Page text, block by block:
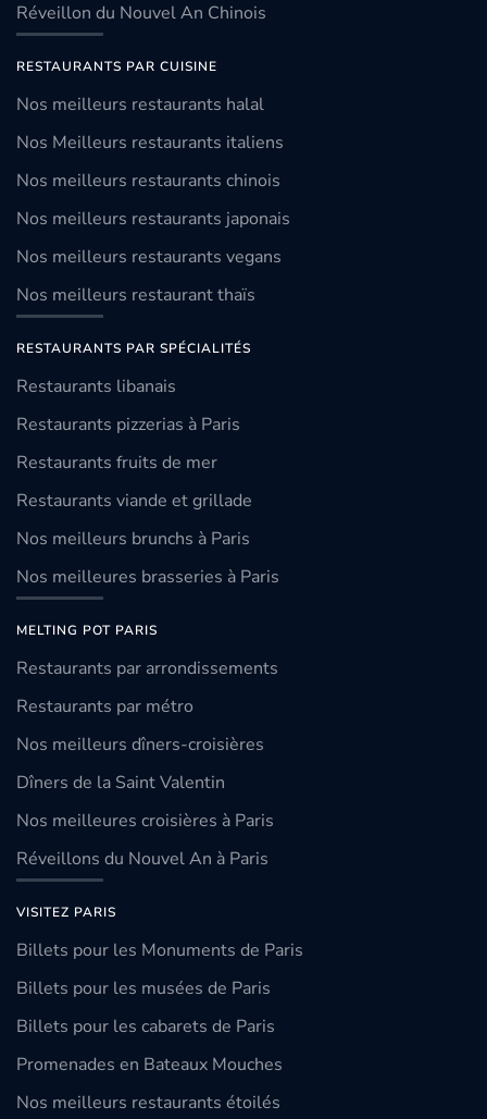
Réveillon du Nouvel An Chinois
RESTAURANTS PAR CUISINE
Nos meilleurs restaurants halal
Nos Meilleurs restaurants italiens
Nos meilleurs restaurants chinois
Nos meilleurs restaurants japonais
Nos meilleurs restaurants vegans
Nos meilleurs restaurant thaïs
RESTAURANTS PAR SPÉCIALITÉS
Restaurants libanais
Restaurants pizzerias à Paris
Restaurants fruits de mer
Restaurants viande et grillade
Nos meilleurs brunchs à Paris
Nos meilleures brasseries à Paris
MELTING POT PARIS
Restaurants par arrondissements
Restaurants par métro
Nos meilleurs dîners-croisières
Dîners de la Saint Valentin
Nos meilleures croisières à Paris
Réveillons du Nouvel An à Paris
VISITEZ PARIS
Billets pour les Monuments de Paris
Billets pour les musées de Paris
Billets pour les cabarets de Paris
Promenades en Bateaux Mouches
Nos meilleurs restaurants étoilés